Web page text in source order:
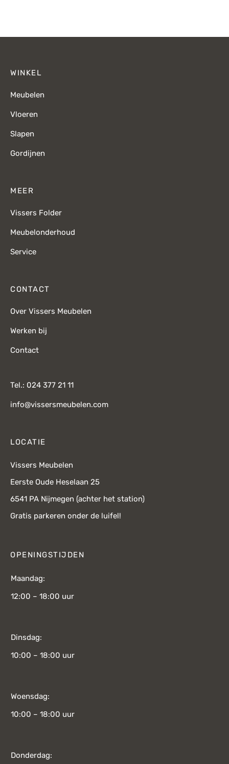
WINKEL
Meubelen
Vloeren
Slapen
Gordijnen
MEER
Vissers Folder
Meubelonderhoud
Service
CONTACT
Over Vissers Meubelen
Werken bij
Contact
Tel.: 024 377 21 11
info@vissersmeubelen.com
LOCATIE
Vissers Meubelen
Eerste Oude Heselaan 25
6541 PA Nijmegen (achter het station)
Gratis parkeren onder de luifel!
OPENINGSTIJDEN
Maandag:
12:00 – 18:00 uur
Dinsdag:
10:00 – 18:00 uur
Woensdag:
10:00 – 18:00 uur
Donderdag: